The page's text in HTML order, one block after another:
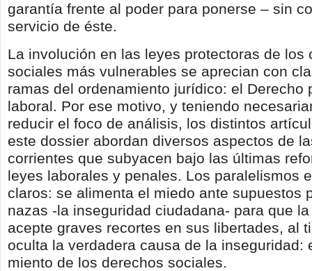
garantía frente al poder para ponerse – sin
servicio de éste.
La involución en las leyes protectoras de los
sociales más vulnerables se aprecian con
ramas del ordenamiento jurídico: el Derecho
laboral. Por ese motivo, y teniendo
reducir el foco de análisis, los distintos
este dossier abordan diversos aspectos de
corrientes que subyacen bajo las últimas
leyes laborales y penales. Los paralelismos
claros: se alimenta el miedo ante supuestos
nazas -la inseguridad ciudadana- para que
acepte graves recortes en sus libertades, al
oculta la verdadera causa de la inseguridad:
miento de los derechos sociales.